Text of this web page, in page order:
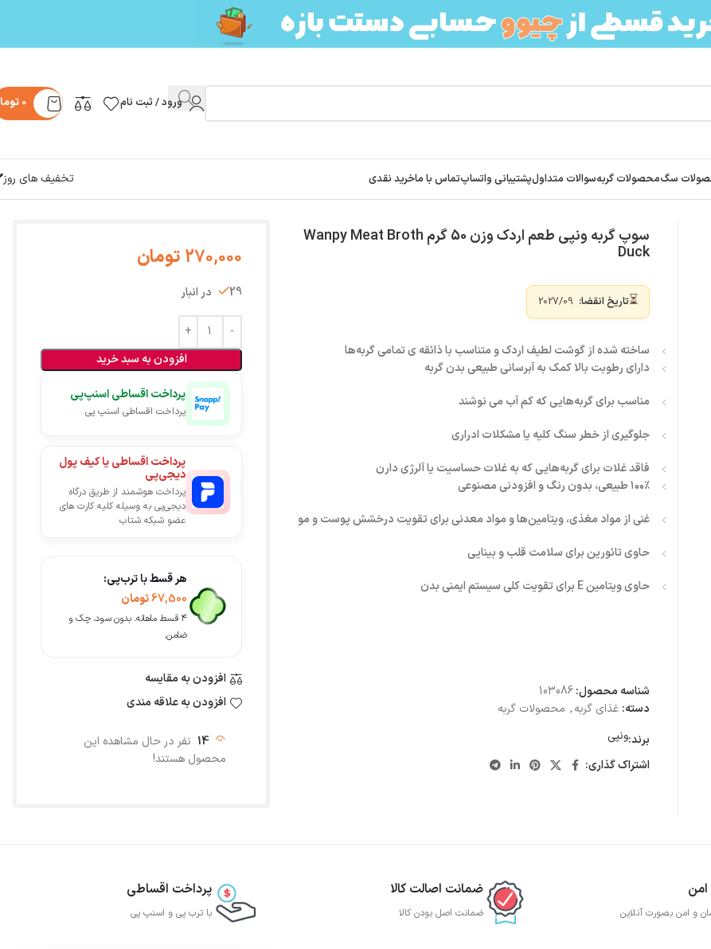
ورود / ثبت نام 0
سگمحصولات گربهسوالات متداولپشتیبانی واتساپتماس با ماخرید نقدی
تخفیف های روز
سوپ گربه ونپی طعم اردک وزن 50 گرم Wanpy Meat Broth
Duck
⏳تاریخ انقضا:
ساخته شده از گوشت لطیف اردک و متناسب با ذائقه ی تمامی گربه‌ها
دارای رطوبت بالا کمک به آبرسانی طبیعی بدن گربه
مناسب برای گربه‌هایی که کم آب می‌ نوشند
جلوگیری از خطر سنگ کلیه یا مشکلات ادراری
فاقد غلات برای گربه‌هایی که به غلات حساسیت یا آلرژی دارن
۱۰۰٪ طبیعی، بدون رنگ و افزودنی مصنوعی
غنی از مواد مغذی، ویتامین‌ها و مواد معدنی برای تقویت درخشش پوست و مو
حاوی تائورین برای سلامت قلب و بینایی
حاوی ویتامین E برای تقویت کلی سیستم ایمنی بدن
شناسه محصول:103086
دسته: غذای گربه, محصولات گربه
برند:ونپی
اشتراک گذاری:
270,000 تومان
29 در انبار
افزودن به سبد خرید
پرداخت اقساطی اسنپ‌پی
پرداخت اقساطی اسنپ پی
پرداخت اقساطی یا کیف پول
دیجی‌پی
پرداخت هوشمند از طریق درگاه
دیجی‌پی به وسیله کلیه کارت های
عضو شبکه شتاب
هر قسط با ترب‌پی:
67,500تومان
۴ قسط ماهانه. بدون سود، چک و
ضامن.
افزودن به مقایسه
افزودن به علاقه مندی
14 نفر در حال مشاهده این
محصول هستند!
و امن بصورت آنلاین
ضمانت اصالت کالا
ضمانت اصل بودن کالا
پرداخت اقساطی
با ترب‌ پی و اسنپ پی